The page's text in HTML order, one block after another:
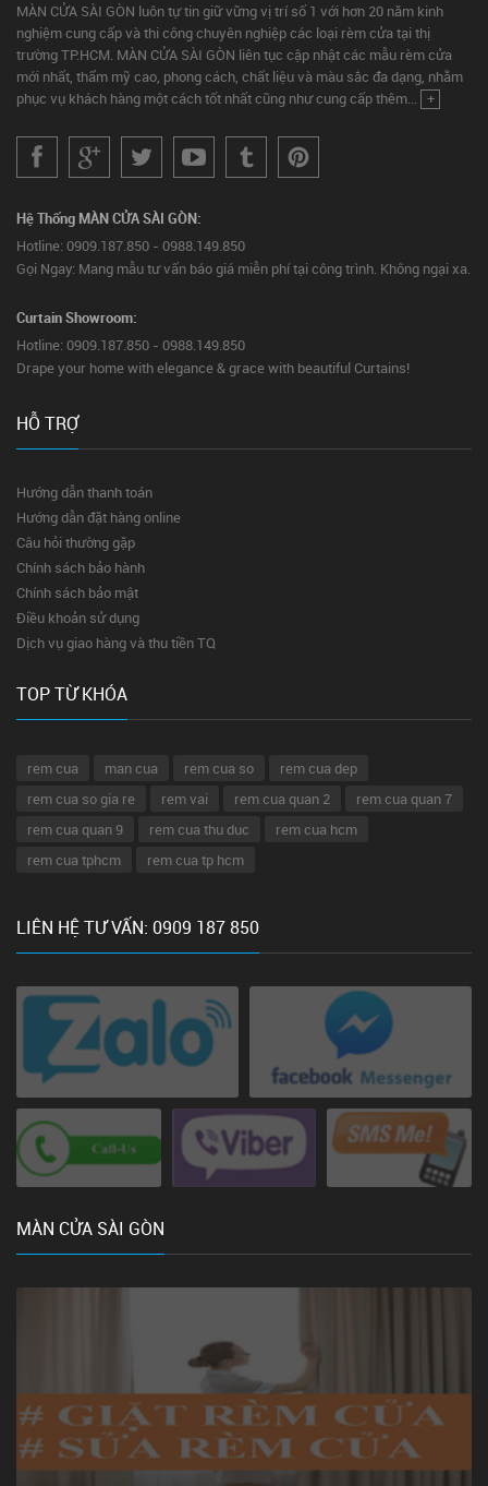
MÀN CỬA SÀI GÒN luôn tự tin giữ vững vị trí số 1 với hơn 20 năm kinh
nghiệm cung cấp và thi công chuyên nghiệp các loại rèm cửa tại thị
trường TP.HCM. MÀN CỬA SÀI GÒN liên tục cập nhật các mẫu rèm cửa
mới nhất, thẩm mỹ cao, phong cách, chất liệu và màu sắc đa dạng, nhằm
phục vụ khách hàng một cách tốt nhất cũng như cung cấp thêm... +
Hệ Thống MÀN CỬA SÀI GÒN:
Hotline: 0909.187.850 - 0988.149.850
Gọi Ngay: Mang mẫu tư vấn báo giá miễn phí tại công trình. Không ngại xa.
Curtain Showroom:
Hotline: 0909.187.850 - 0988.149.850
Drape your home with elegance & grace with beautiful Curtains!
HỖ TRỢ
Hướng dẫn thanh toán
Hướng dẫn đặt hàng online
Câu hỏi thường gặp
Chính sách bảo hành
Chính sách bảo mật
Điều khoản sử dụng
Dịch vụ giao hàng và thu tiền TQ
TOP TỪ KHÓA
rem cua man cua rem cua so
rem cua dep
rem cua so gia re
rem vai rem cua quan 2
rem cua quan 7
rem cua quan 9
rem cua thu duc
rem cua hcm
rem cua tphcm
rem cua tp hcm
LIÊN HỆ TƯ VẤN: 0909 187 850
MÀN CỬA SÀI GÒN